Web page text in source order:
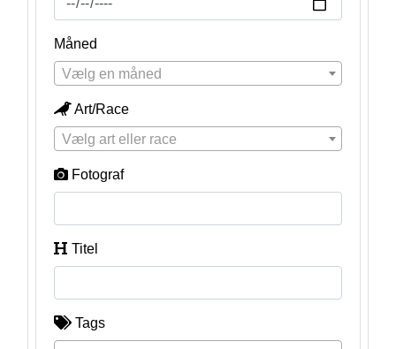
Måned
Vælg en måned
Art/Race
Vælg art eller race
Fotograf
Titel
Tags